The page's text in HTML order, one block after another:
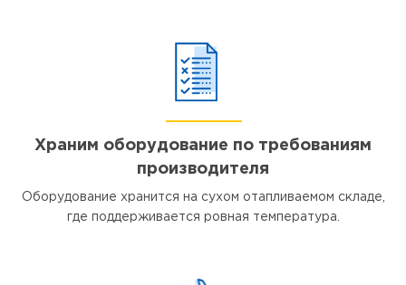
Храним оборудование по требованиям
производителя
Оборудование хранится на сухом отапливаемом складе,
где поддерживается ровная температура.